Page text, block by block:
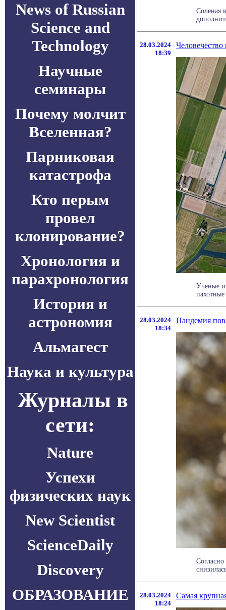
News of Russian
Science and
Technology
Научные
семинары
Почему молчит
Вселенная?
Парниковая
катастрофа
Кто перым
провел
клонирование?
Хронология и
парахронология
История и
астрономия
Альмагест
Наука и культура
Журналы в
сети:
Nature
Успехи
физических наук
New Scientist
ScienceDaily
Discovery
ОБРАЗОВАНИЕ
Соленая
28.03.2024
18:39
Человечество
Ученые
28.03.2024
18:34
Пандемия
28.03.2024
18:24
Самая